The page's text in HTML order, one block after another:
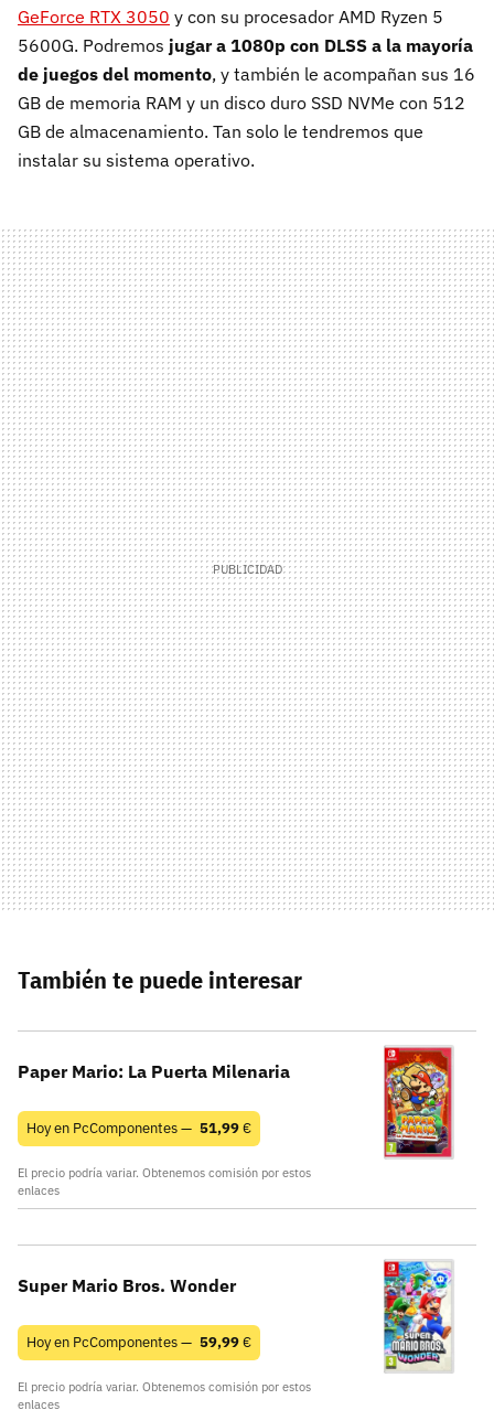
GeForce RTX 3050 y con su procesador AMD Ryzen 5
5600G. Podremos jugar a 1080p con DLSS a la mayoría
de juegos del momento, y también le acompañan sus 16
GB de memoria RAM y un disco duro SSD NVMe con 512
GB de almacenamiento. Tan solo le tendremos que
instalar su sistema operativo.
También te puede interesar
Paper Mario: La Puerta Milenaria
Hoy en PcComponentes — 51,99€
El precio podría variar. Obtenemos comisión por estos
enlaces
Super Mario Bros. Wonder
Hoy en PcComponentes — 59,99€
El precio podría variar. Obtenemos comisión por estos
enlaces